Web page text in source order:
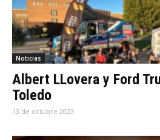
Noticias
Albert LLovera y Ford
Toledo
13 de octubre 2023